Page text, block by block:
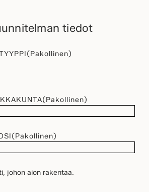
tiedot
(Pakollinen)
(Pakollinen)
(Pakollinen)
johon aion rakentaa.